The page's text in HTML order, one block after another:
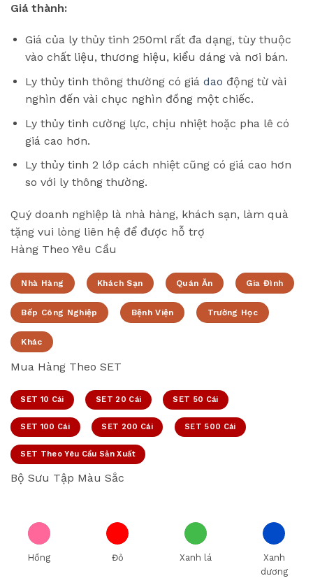
Giá thành:
Giá của ly thủy tinh 250ml rất đa dạng, tùy thuộc
vào chất liệu, thương hiệu, kiểu dáng và nơi bán.
Ly thủy tinh thông thường có giá dao động từ vài
nghìn đến vài chục nghìn đồng một chiếc.
Ly thủy tinh cường lực, chịu nhiệt hoặc pha lê có
giá cao hơn.
Ly thủy tinh 2 lớp cách nhiệt cũng có giá cao hơn
so với ly thông thường.
Quý doanh nghiệp là nhà hàng, khách sạn, làm quà
tặng vui lòng liên hệ để được hỗ trợ
Hàng Theo Yêu Cầu
Nhà Hàng Khách Sạn Quán Ăn Gia Đình
Bếp Công Nghiệp Bệnh Viện Trường Học
Khác
Mua Hàng Theo SET
SET 10 Cái SET 20 Cái SET 50 Cái
SET 100 Cái SET 200 Cái SET 500 Cái
SET Theo Yêu Cầu Sản Xuất
Bộ Sưu Tập Màu Sắc
Hồng Đỏ Xanh lá
Xanh
dương